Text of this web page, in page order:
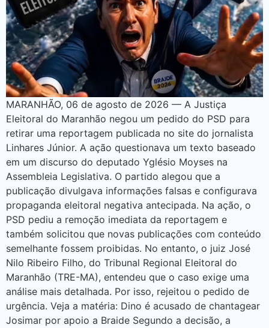
MARANHÃO, 06 de agosto de 2026 — A Justiça
Eleitoral do Maranhão negou um pedido do PSD para
retirar uma reportagem publicada no site do jornalista
Linhares Júnior. A ação questionava um texto baseado
em um discurso do deputado Yglésio Moyses na
Assembleia Legislativa. O partido alegou que a
publicação divulgava informações falsas e configurava
propaganda eleitoral negativa antecipada. Na ação, o
PSD pediu a remoção imediata da reportagem e
também solicitou que novas publicações com conteúdo
semelhante fossem proibidas. No entanto, o juiz José
Nilo Ribeiro Filho, do Tribunal Regional Eleitoral do
Maranhão (TRE-MA), entendeu que o caso exige uma
análise mais detalhada. Por isso, rejeitou o pedido de
urgência. Veja a matéria: Dino é acusado de chantagear
Josimar por apoio a Braide Segundo a decisão, a